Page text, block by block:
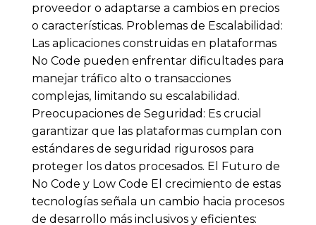
proveedor o adaptarse a cambios en precios
o características. Problemas de Escalabilidad:
Las aplicaciones construidas en plataformas
No Code pueden enfrentar dificultades para
manejar tráfico alto o transacciones
complejas, limitando su escalabilidad.
Preocupaciones de Seguridad: Es crucial
garantizar que las plataformas cumplan con
estándares de seguridad rigurosos para
proteger los datos procesados. El Futuro de
No Code y Low Code El crecimiento de estas
tecnologías señala un cambio hacia procesos
de desarrollo más inclusivos y eficientes: